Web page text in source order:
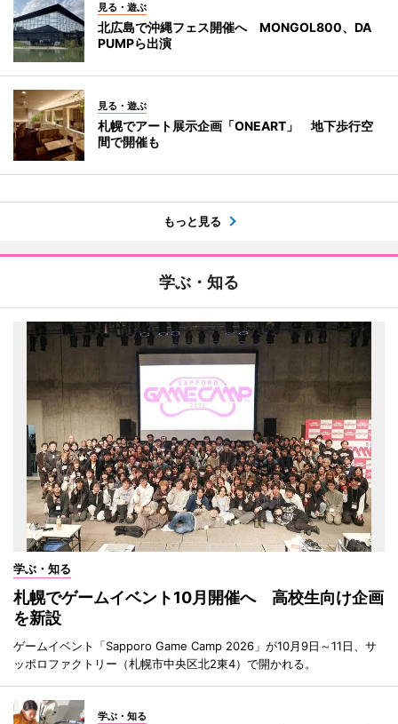
見る・遊ぶ
北広島で沖縄フェス開催へ MONGOL800、DA
PUMPら出演
見る・遊ぶ
札幌でアート展示企画「ONEART」 地下歩行空
間で開催も
もっと見る
学ぶ・知る
学ぶ・知る
札幌でゲームイベント10月開催へ 高校生向け企画
を新設
ゲームイベント「Sapporo Game Camp 2026」が10月9日～11日、サ
ッポロファクトリー（札幌市中央区北2東4）で開かれる。
学ぶ・知る